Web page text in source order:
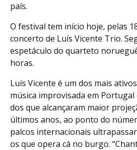
país.
O festival tem início hoje, pelas
concerto de Luís Vicente Trio.
espetáculo do quarteto
horas.
Luís Vicente é um dos mais
música improvisada em
dos que alcançaram maior
últimos anos, ao ponto do
palcos internacionais
os que opera cá no burgo.